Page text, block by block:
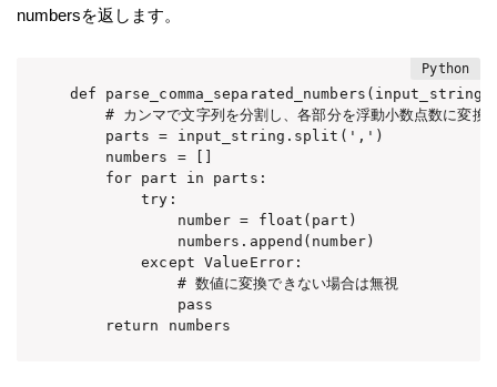
numbersを返します。
def
    # カンマで文字列を分割し、各部分を浮動小数点数に変換
    parts = input_string.split(',')
    numbers = []
    for part in parts:
        try:
            number = float(part)
            numbers.append(number)
        except ValueError:
            # 数値に変換できない場合は無視
            pass
    return numbers